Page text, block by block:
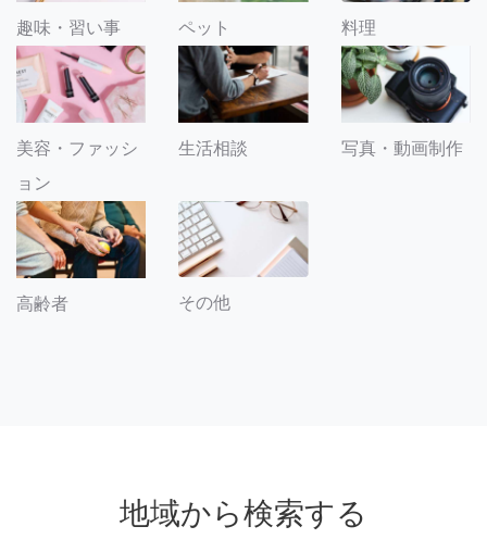
趣味・習い事 ペット 料理
美容・ファッシ
ョン
生活相談 写真・動画制作
高齢者 その他
地域から検索する